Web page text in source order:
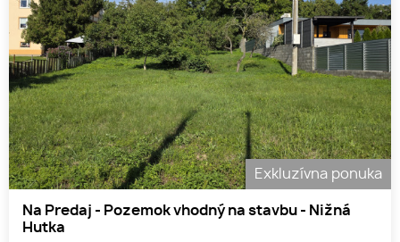
Exkluzívna ponuka
Na Predaj - Pozemok vhodný na stavbu - Nižná
Hutka